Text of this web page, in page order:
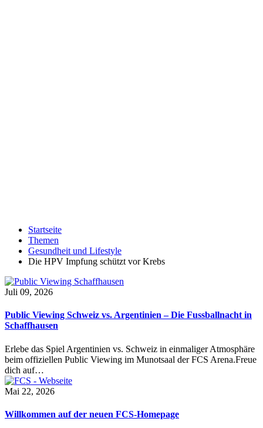
Startseite
Themen
Gesundheit und Lifestyle
Die HPV Impfung schützt vor Krebs
Juli 09, 2026
Public Viewing Schweiz vs. Argentinien – Die Fussballnacht in
Schaffhausen
Erlebe das Spiel Argentinien vs. Schweiz in einmaliger Atmosphäre
beim offiziellen Public Viewing im Munotsaal der FCS Arena.Freue
dich auf…
Mai 22, 2026
Willkommen auf der neuen FCS-Homepage